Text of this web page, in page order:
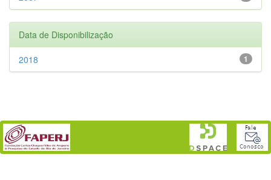
Data de Disponibilização
1
2018